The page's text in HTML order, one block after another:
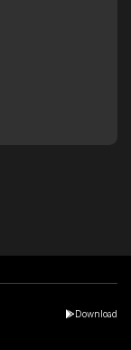
Download